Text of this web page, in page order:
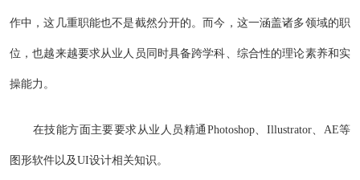
作中，这几重职能也不是截然分开的。而今，这一涵盖诸多领域的职
位，也越来越要求从业人员同时具备跨学科、综合性的理论素养和实
操能力。
在技能方面主要要求从业人员精通Photoshop、Illustrator、AE等
图形软件以及UI设计相关知识。